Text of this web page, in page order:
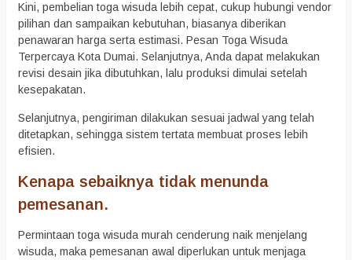
Kini, pembelian toga wisuda lebih cepat, cukup hubungi vendor
pilihan dan sampaikan kebutuhan, biasanya diberikan
penawaran harga serta estimasi. Pesan Toga Wisuda
Terpercaya Kota Dumai. Selanjutnya, Anda dapat melakukan
revisi desain jika dibutuhkan, lalu produksi dimulai setelah
kesepakatan.
Selanjutnya, pengiriman dilakukan sesuai jadwal yang telah
ditetapkan, sehingga sistem tertata membuat proses lebih
efisien.
Kenapa sebaiknya tidak menunda
pemesanan.
Permintaan toga wisuda murah cenderung naik menjelang
wisuda, maka pemesanan awal diperlukan untuk menjaga